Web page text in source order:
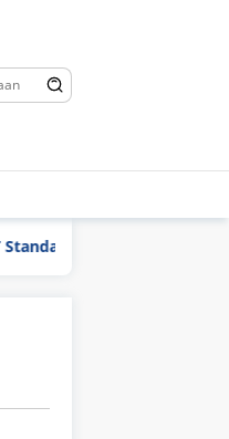
Indonesia Industry (PT